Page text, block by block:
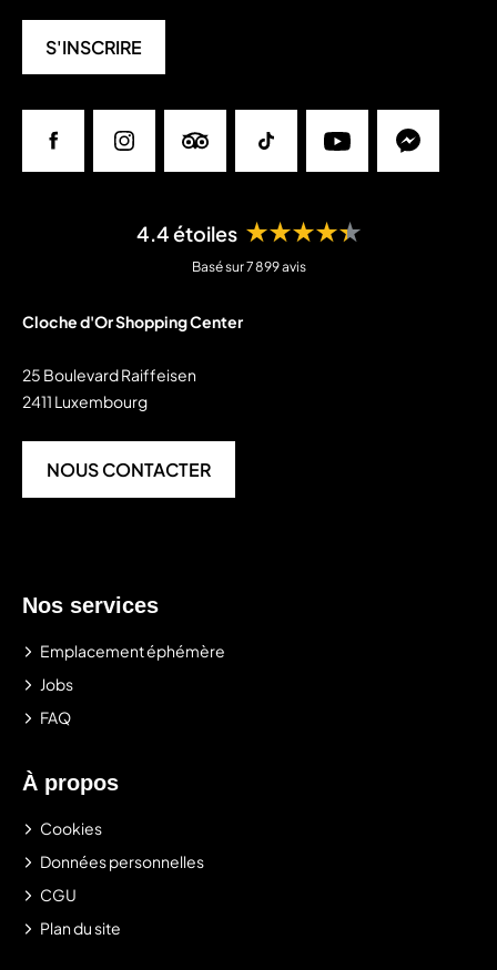
4.4 étoiles ★★★★★
Basé sur 7 899 avis
Cloche d'Or Shopping Center
25 Boulevard Raiffeisen
2411 Luxembourg
NOUS CONTACTER
Nos services
Emplacement éphémère
Jobs
FAQ
À propos
Cookies
Données personnelles
CGU
Plan du site
S'INSCRIRE
FacebookInstagramTripadvisorTiktok Youtube Messenger